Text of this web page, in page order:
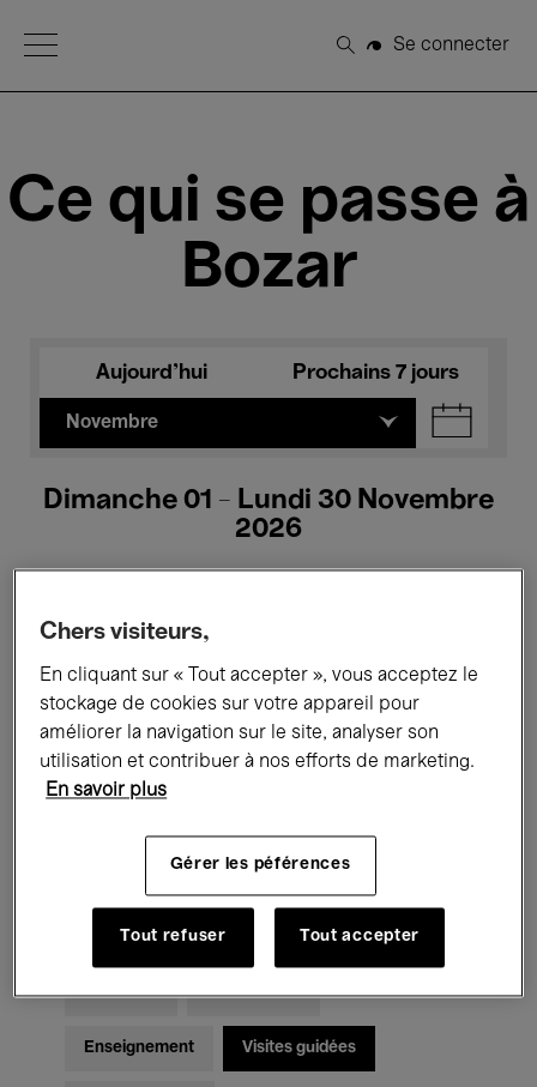
Open Menu
Rechercher
Se connecter
Ce qui se passe à
Bozar
Aujourd'hui Prochains 7 jours
Novembre
Dimanche 01 - Lundi 30 Novembre
2026
Tous les événements Concerts
Expositions Films Performances
Rencontres & Débats
Musique classique Global Music
Musique électronique
Pour tous Kids’ Palace
Enseignement Visites guidées
Chers visiteurs,
En cliquant sur « Tout accepter », vous acceptez le
stockage de cookies sur votre appareil pour
améliorer la navigation sur le site, analyser son
utilisation et contribuer à nos efforts de marketing.
En savoir plus
Gérer les péférences
Tout refuser Tout accepter